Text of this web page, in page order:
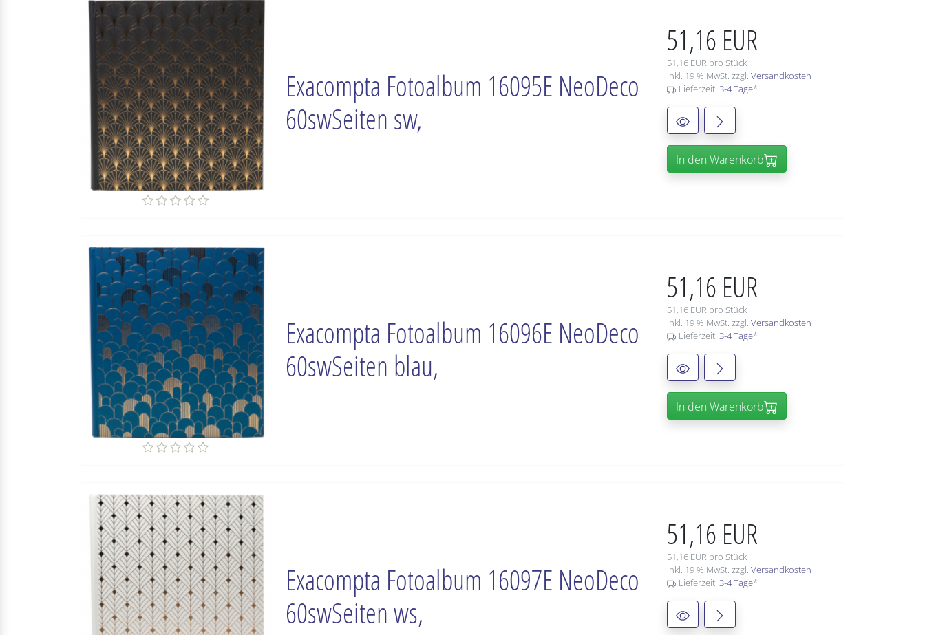
51,16 EUR
51,16 EUR pro Stück
inkl. 19 % MwSt. zzgl. Versandkosten
Lieferzeit: 3-4 Tage*
In den Warenkorb
Exacompta Fotoalbum 16095E NeoDeco
60swSeiten sw,
51,16 EUR
51,16 EUR pro Stück
inkl. 19 % MwSt. zzgl. Versandkosten
Lieferzeit: 3-4 Tage*
In den Warenkorb
Exacompta Fotoalbum 16096E NeoDeco
60swSeiten blau,
51,16 EUR
51,16 EUR pro Stück
inkl. 19 % MwSt. zzgl. Versandkosten
Lieferzeit: 3-4 Tage*
Exacompta Fotoalbum 16097E NeoDeco
60swSeiten ws,